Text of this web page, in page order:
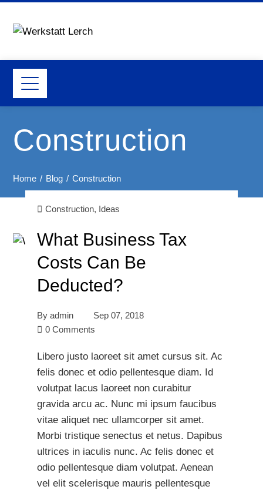
Construction
Home Blog Construction
Construction, Ideas
What Business Tax
Costs Can Be
Deducted?
By admin
Sep 07, 2018
0 Comments
Libero justo laoreet sit amet cursus sit. Ac
felis donec et odio pellentesque diam. Id
volutpat lacus laoreet non curabitur
gravida arcu ac. Nunc mi ipsum faucibus
vitae aliquet nec ullamcorper sit amet.
Morbi tristique senectus et netus. Dapibus
ultrices in iaculis nunc. Ac felis donec et
odio pellentesque diam volutpat. Aenean
vel elit scelerisque mauris pellentesque